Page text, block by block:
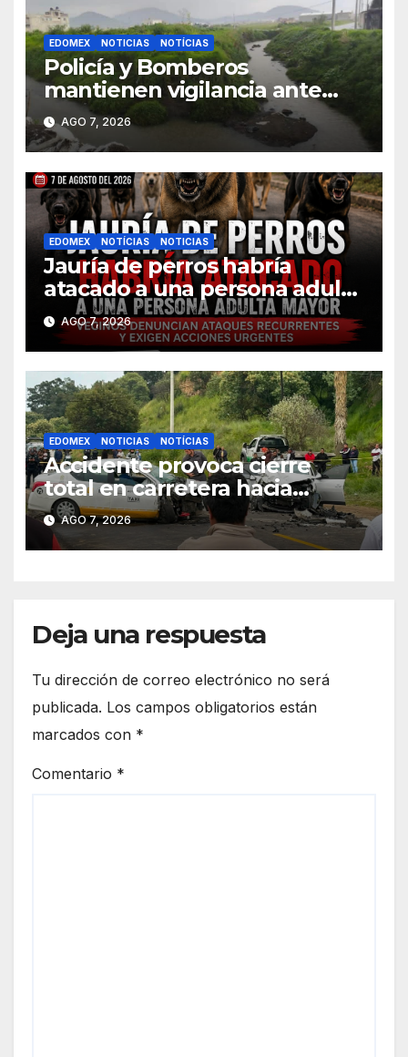
EDOMEX NOTICIAS NOTÍCIAS
Policía y Bomberos
mantienen vigilancia ante
lluvias en Toluca
AGO 7, 2026
EDOMEX NOTÍCIAS NOTICIAS
Jauría de perros habría
atacado a una persona adulta
mayor presuntamente perdió
la vida en Ahuatenco
AGO 7, 2026
EDOMEX NOTICIAS NOTÍCIAS
Accidente provoca cierre
total en carretera hacia
Jajalpa, Tenango del Valle
AGO 7, 2026
Deja una respuesta
Tu dirección de correo electrónico no será
publicada. Los campos obligatorios están
marcados con *
Comentario *